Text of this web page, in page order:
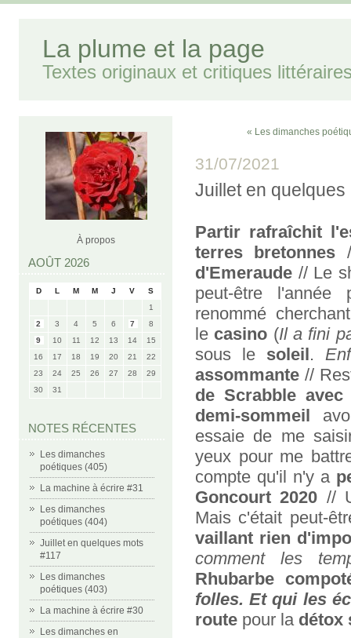
La plume et la page
Textes originaux et critiques
À propos
AOÛT 2026
D L M M J V
S
1
2
3 4 5 6 7
8
9
10 11 12 13 14
15
16
17 18 19 20 21
22
23
24 25 26 27 28
29
30
31
NOTES RÉCENTES
Les dimanches
poétiques (405)
La machine à écrire #31
Les dimanches
poétiques (404)
Juillet en quelques mots
#117
Les dimanches
poétiques (403)
La machine à écrire #30
Les dimanches en
« Les dimanches
31/07/2021
Juillet en quelques
Partir rafraîchit
terres bretonnes
d'Emeraude // Le
peut-être
renommé
le casino (Il a fini
sous le soleil.
assommante //
de Scrabble
demi-sommeil
essaie de me
yeux pour me
compte qu'il n'y a
Goncourt 2020 //
Mais c'était peut-
vaillant rien
comment les
Rhubarbe
folles. Et qui les
route pour la détox